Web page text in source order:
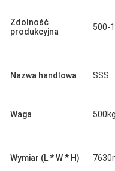
Zdolność
produkcyjna
500-
Nazwa handlowa SSS
Waga 500kg
Wymiar (L * W * H)